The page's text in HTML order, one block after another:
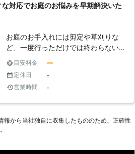
ます。弊社にご依頼いただければ、プ
対応でお庭のお悩みを早期解決いた
お庭のお手入れには剪定や草刈りな
ど、一度行っただけでは終わらない作
業が数多くございます。しかし適切な
時期に正しいやり方でお手入れするこ
とは難しく、また不要な木の伐採など
は大変な重労働です。弊社にご相談い
るよう作業いたします。お庭全体のお
目安料金 ー
定休日 -
営業時間 -
報から当社独⾃に収集したもののため、正確性